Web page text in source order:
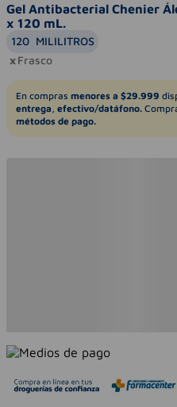
Gel Antibacterial Chenier
x 120 mL.
120 MILILITROS
Frasco
En compras menores a $29.999
entrega, efectivo/datáfono.
métodos de pago.